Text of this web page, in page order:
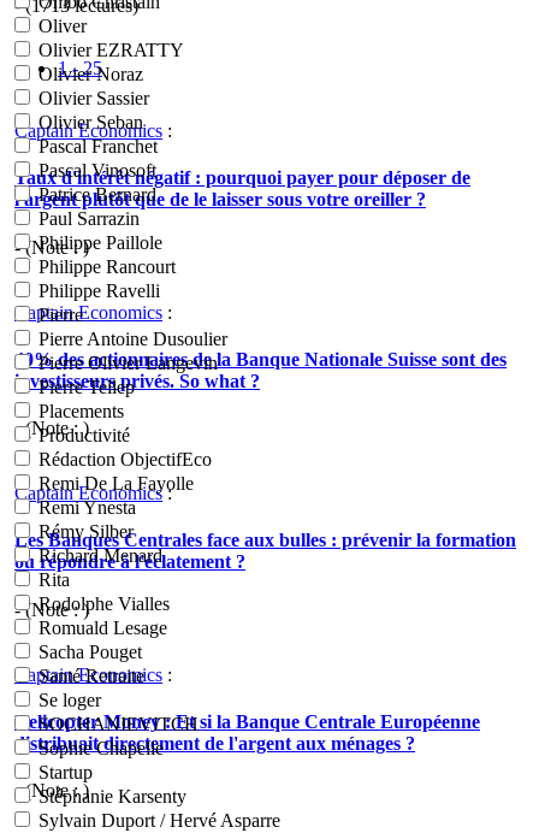
Oliver
Olivier EZRATTY
Olivier Noraz
Olivier Sassier
Olivier Seban
Pascal Franchet
Pascal Vinosoft
Patrice Bernard
Paul Sarrazin
Philippe Paillole
Philippe Rancourt
Philippe Ravelli
Pierre
Pierre Antoine Dusoulier
Pierre Olivier Langevin
Pierre Tellep
Placements
Productivité
Rédaction ObjectifEco
Remi De La Fayolle
Remi Ynesta
Rémy Silber
Richard Menard
Rita
Rodolphe Vialles
Romuald Lesage
Sacha Pouget
Santé Retraite
Se loger
SOCHANIEVITCH
Sophie Chapelle
Startup
Stéphanie Karsenty
Sylvain Duport / Hervé Asparre
- (1713 lectures)
1 - 25
Captain Economics :
Taux d'intérêt négatif : pourquoi payer pour déposer de
l'argent plutôt que de le laisser sous votre oreiller ?
- (Note : )
Captain Economics :
40% des actionnaires de la Banque Nationale Suisse sont des
investisseurs privés. So what ?
- (Note : )
Captain Economics:
Les Banques Centrales face aux bulles : prévenir la formation
ou répondre à l'éclatement ?
- (Note : )
Captain Economics :
Helicopter Money : Et si la Banque Centrale Européenne
distribuait directement de l'argent aux ménages ?
- (Note : )